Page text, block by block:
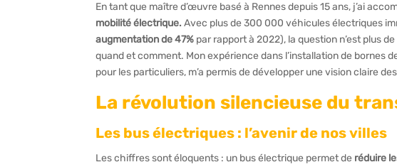
En tant que maître d’œuvre basé à Rennes depuis 15 ans, j’ai
mobilité électrique. Avec plus de 300 000 véhicules électriques
augmentation de 47% par rapport à 2022), la question n’est plus
quand et comment. Mon expérience dans l’installation de bornes
pour les particuliers, m’a permis de développer une vision claire
La révolution silencieuse du
Les bus électriques : l’avenir de nos villes
Les chiffres sont éloquents : un bus électrique permet de réduire